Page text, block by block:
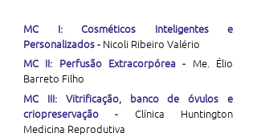
MC I: Cosméticos Inteligentes e
Personalizados - Nicoli Ribeiro Valério
MC II: Perfusão Extracorpórea - Me. Élio
Barreto Filho
MC III: Vitrificação, banco de óvulos e
criopreservação - Clínica Huntington
Medicina Reprodutiva